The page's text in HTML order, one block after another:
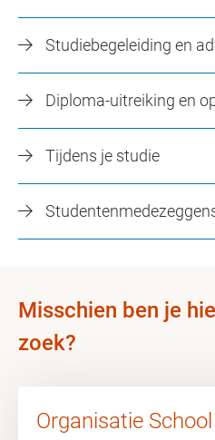
Studiebegeleiding en
Diploma-uitreiking en
Tijdens je studie
Misschien ben je
zoek?
Organisatie